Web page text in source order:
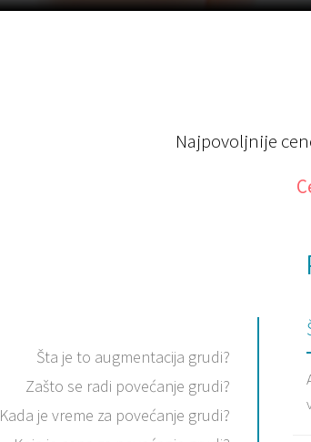
Najpovoljnije
Šta je to augmentacija grudi?
Zašto se radi povećanje grudi?
Kada je vreme za povećanje grudi?